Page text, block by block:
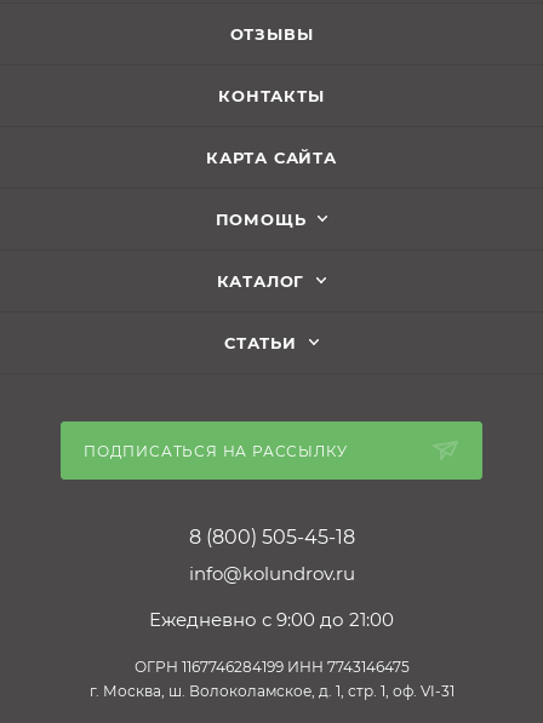
ОТЗЫВЫ
КОНТАКТЫ
КАРТА САЙТА
ПОМОЩЬ
КАТАЛОГ
СТАТЬИ
ПОДПИСАТЬСЯ НА РАССЫЛКУ
8 (800) 505-45-18
info@kolundrov.ru
Ежедневно с 9:00 до 21:00
ОГРН 1167746284199 ИНН 7743146475
г. Москва, ш. Волоколамское, д. 1, стр. 1, оф. VI-31